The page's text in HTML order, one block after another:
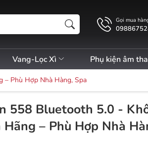
Gọi mua
Vang-Lọc Xì Phụ kiện âm
– Phù Hợp Nhà Hàng, Spa
558 Bluetooth 5.0 -
– Phù Hợp Nhà